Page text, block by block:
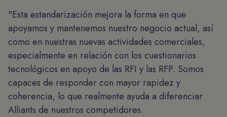
"Esta estandarización mejora la forma en que
apoyamos y mantenemos nuestro negocio actual, así
como en nuestras nuevas actividades comerciales,
especialmente en relación con los cuestionarios
tecnológicos en apoyo de las RFI y las RFP. Somos
capaces de responder con mayor rapidez y
coherencia, lo que realmente ayuda a diferenciar
Alliants de nuestros competidores.